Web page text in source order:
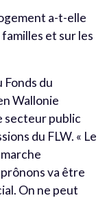
a-t-elle
et sur les
du
Wallonie
secteur public
du FLW. « Le
va être
On ne peut